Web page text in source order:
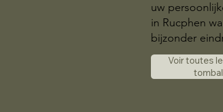
uw
in Rucphen
bijzonder
Voir toutes